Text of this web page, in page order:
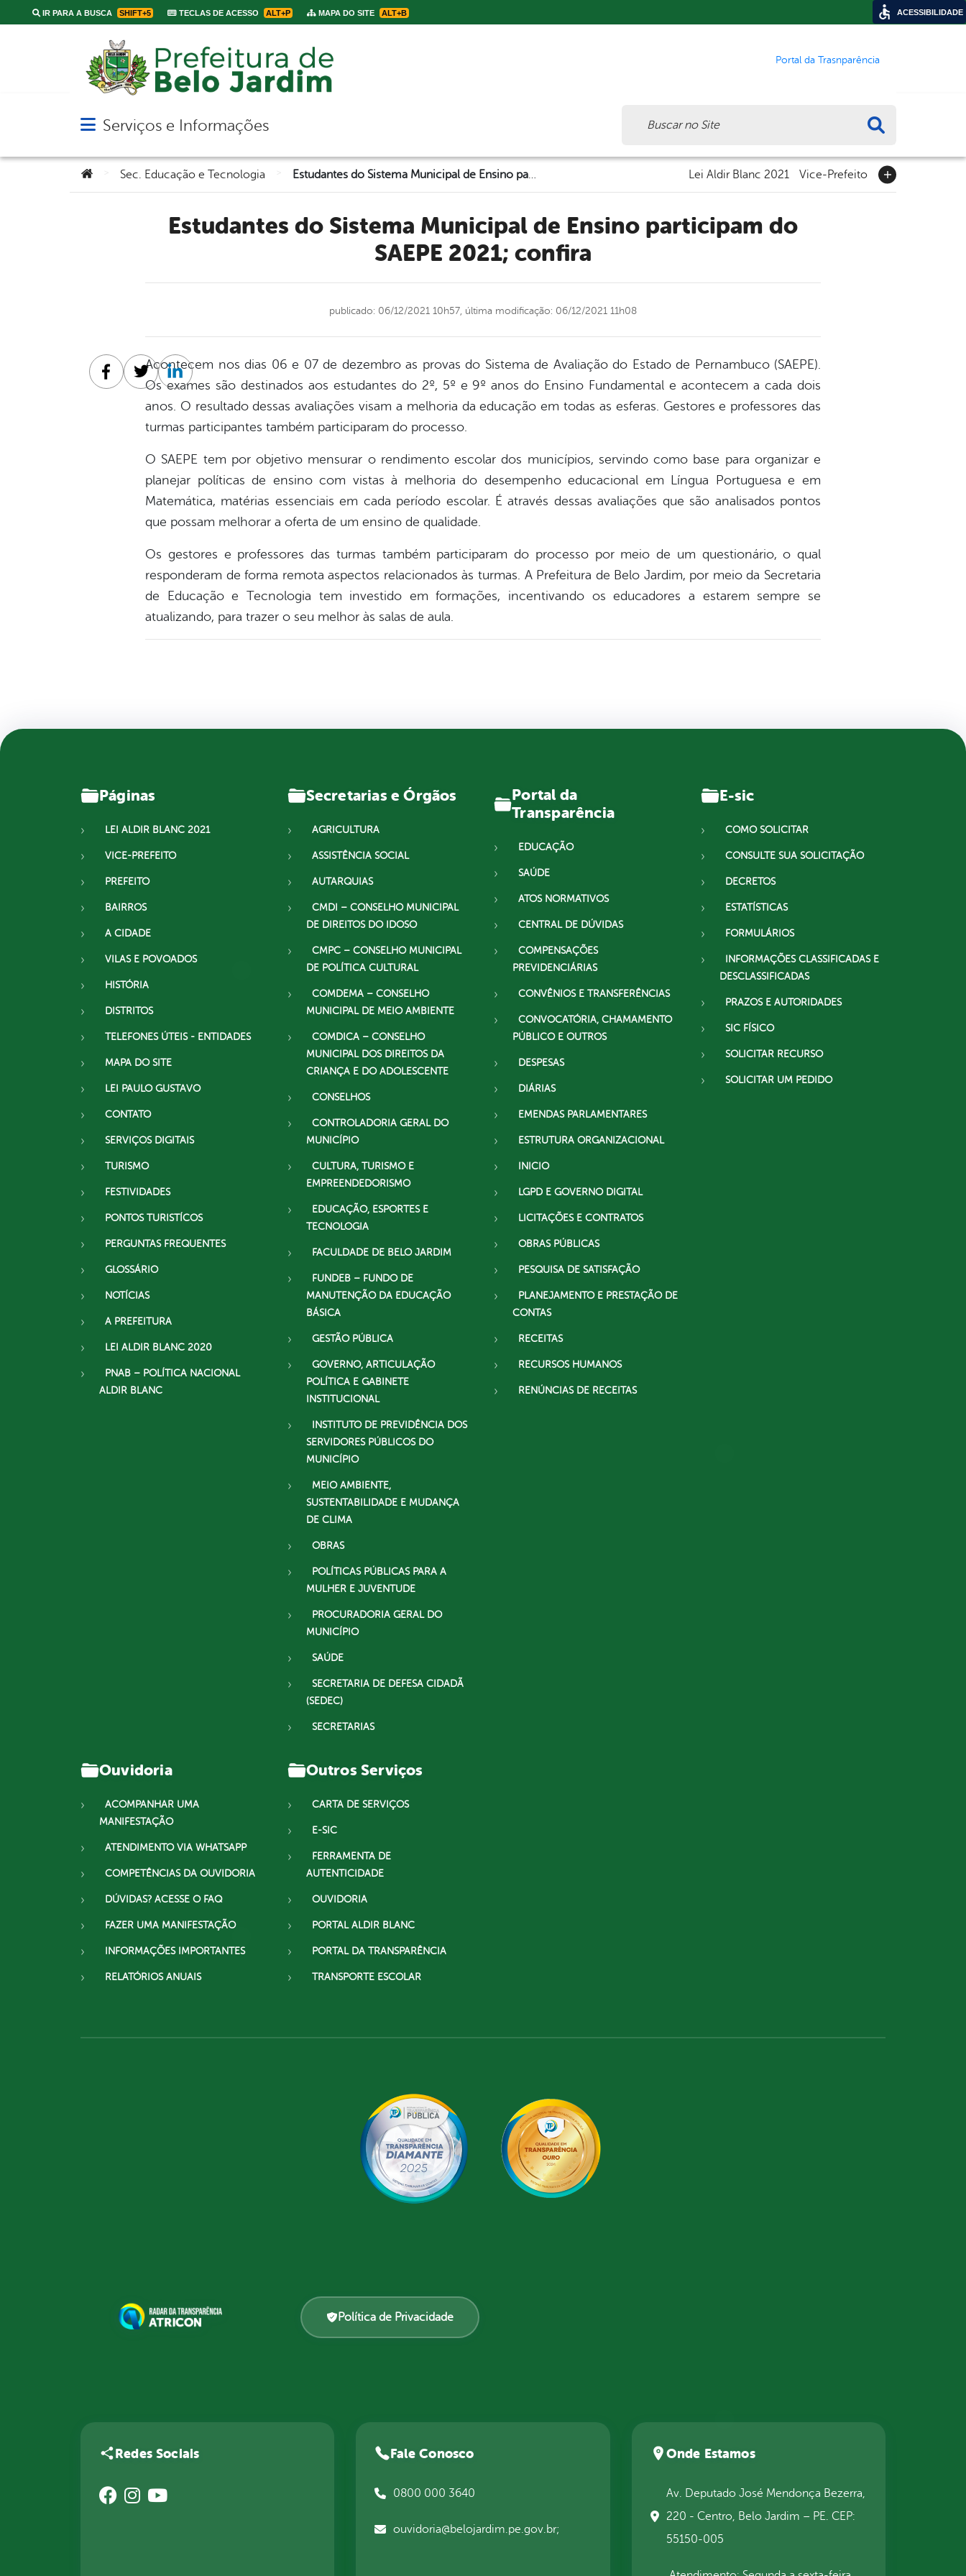
IR PARA A BUSCA SHIFT+5 TECLAS DE ACESSO ALT+P MAPA DO SITE ALT+B
Portal da Trasnparência
Abrir menu principal de navegação
Serviços e Informações
Você está aqui:Sec. Educação e Tecnologia Lei Aldir Blanc 2021 Vice-Prefeito
Estudantes do Sistema Municipal de Ensino participam do
SAEPE 2021; confira
publicado: 06/12/2021 10h57, última modificação: 06/12/2021 11h08
Acontecem nos dias 06 e 07 de dezembro as provas do Sistema de Avaliação do Estado de Pernambuco (SAEPE).
Os exames são destinados aos estudantes do 2º, 5º e 9º anos do Ensino Fundamental e acontecem a cada dois
anos. O resultado dessas avaliações visam a melhoria da educação em todas as esferas. Gestores e professores das
turmas participantes também participaram do processo.
O SAEPE tem por objetivo mensurar o rendimento escolar dos municípios, servindo como base para organizar e
planejar políticas de ensino com vistas à melhoria do desempenho educacional em Língua Portuguesa e em
Matemática, matérias essenciais em cada período escolar. É através dessas avaliações que são analisados pontos
que possam melhorar a oferta de um ensino de qualidade.
Os gestores e professores das turmas também participaram do processo por meio de um questionário, o qual
responderam de forma remota aspectos relacionados às turmas. A Prefeitura de Belo Jardim, por meio da Secretaria
de Educação e Tecnologia tem investido em formações, incentivando os educadores a estarem sempre se
atualizando, para trazer o seu melhor às salas de aula.
Facebook
TwitterLinkedin
Páginas
LEI ALDIR BLANC 2021
VICE-PREFEITO
PREFEITO
BAIRROS
A CIDADE
VILAS E POVOADOS
HISTÓRIA
DISTRITOS
TELEFONES ÚTEIS - ENTIDADES
MAPA DO SITE
LEI PAULO GUSTAVO
CONTATO
SERVIÇOS DIGITAIS
TURISMO
FESTIVIDADES
PONTOS TURISTÍCOS
PERGUNTAS FREQUENTES
GLOSSÁRIO
NOTÍCIAS
A PREFEITURA
LEI ALDIR BLANC 2020
PNAB – POLÍTICA NACIONAL
ALDIR BLANC
Secretarias e Órgãos
AGRICULTURA
ASSISTÊNCIA SOCIAL
AUTARQUIAS
CMDI – CONSELHO MUNICIPAL
DE DIREITOS DO IDOSO
CMPC – CONSELHO MUNICIPAL
DE POLÍTICA CULTURAL
COMDEMA – CONSELHO
MUNICIPAL DE MEIO AMBIENTE
COMDICA – CONSELHO
MUNICIPAL DOS DIREITOS DA
CRIANÇA E DO ADOLESCENTE
CONSELHOS
CONTROLADORIA GERAL DO
MUNICÍPIO
CULTURA, TURISMO E
EMPREENDEDORISMO
EDUCAÇÃO, ESPORTES E
TECNOLOGIA
FACULDADE DE BELO JARDIM
FUNDEB – FUNDO DE
MANUTENÇÃO DA EDUCAÇÃO
BÁSICA
GESTÃO PÚBLICA
GOVERNO, ARTICULAÇÃO
POLÍTICA E GABINETE
INSTITUCIONAL
INSTITUTO DE PREVIDÊNCIA DOS
SERVIDORES PÚBLICOS DO
MUNICÍPIO
MEIO AMBIENTE,
SUSTENTABILIDADE E MUDANÇA
DE CLIMA
OBRAS
POLÍTICAS PÚBLICAS PARA A
MULHER E JUVENTUDE
PROCURADORIA GERAL DO
MUNICÍPIO
SAÚDE
SECRETARIA DE DEFESA CIDADÃ
(SEDEC)
SECRETARIAS
Portal da
Transparência
EDUCAÇÃO
SAÚDE
ATOS NORMATIVOS
CENTRAL DE DÚVIDAS
COMPENSAÇÕES
PREVIDENCIÁRIAS
CONVÊNIOS E TRANSFERÊNCIAS
CONVOCATÓRIA, CHAMAMENTO
PÚBLICO E OUTROS
DESPESAS
DIÁRIAS
EMENDAS PARLAMENTARES
ESTRUTURA ORGANIZACIONAL
INICIO
LGPD E GOVERNO DIGITAL
LICITAÇÕES E CONTRATOS
OBRAS PÚBLICAS
PESQUISA DE SATISFAÇÃO
PLANEJAMENTO E PRESTAÇÃO DE
CONTAS
RECEITAS
RECURSOS HUMANOS
RENÚNCIAS DE RECEITAS
E-sic
COMO SOLICITAR
CONSULTE SUA SOLICITAÇÃO
DECRETOS
ESTATÍSTICAS
FORMULÁRIOS
INFORMAÇÕES CLASSIFICADAS E
DESCLASSIFICADAS
PRAZOS E AUTORIDADES
SIC FÍSICO
SOLICITAR RECURSO
SOLICITAR UM PEDIDO
Ouvidoria
ACOMPANHAR UMA
MANIFESTAÇÃO
ATENDIMENTO VIA WHATSAPP
COMPETÊNCIAS DA OUVIDORIA
DÚVIDAS? ACESSE O FAQ
FAZER UMA MANIFESTAÇÃO
INFORMAÇÕES IMPORTANTES
RELATÓRIOS ANUAIS
Outros Serviços
CARTA DE SERVIÇOS
E-SIC
FERRAMENTA DE
AUTENTICIDADE
OUVIDORIA
PORTAL ALDIR BLANC
PORTAL DA TRANSPARÊNCIA
TRANSPORTE ESCOLAR
Política de Privacidade
Redes Sociais Fale Conosco
0800 000 3640
ouvidoria@belojardim.pe.gov.br;
Onde Estamos
Av. Deputado José Mendonça Bezerra,
220 - Centro, Belo Jardim – PE. CEP:
55150-005
ACESSIBILIDADE